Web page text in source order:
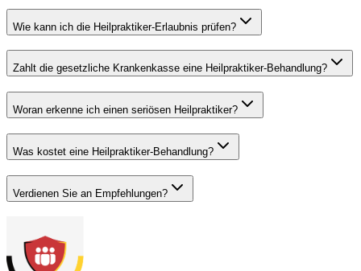
Wie kann ich die Heilpraktiker-Erlaubnis prüfen?
Zahlt die gesetzliche Krankenkasse eine Heilpraktiker-Behandlung?
Woran erkenne ich einen seriösen Heilpraktiker?
Was kostet eine Heilpraktiker-Behandlung?
Verdienen Sie an Empfehlungen?